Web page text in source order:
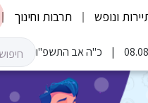
ונופש תרבות וחינוך
כ"ה אב התשפ"ו